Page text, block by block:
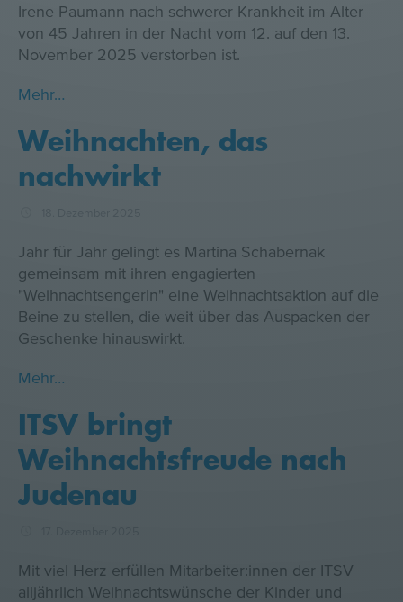
Irene Paumann nach schwerer Krankheit im Alter
von 45 Jahren in der Nacht vom 12. auf den 13.
November 2025 verstorben ist.
Mehr…
Weihnachten, das
nachwirkt
Jahr für Jahr gelingt es Martina Schabernak
gemeinsam mit ihren engagierten
"Weihnachtsengerln" eine Weihnachtsaktion auf die
Beine zu stellen, die weit über das Auspacken der
Geschenke hinauswirkt.
Mehr…
ITSV bringt
Weihnachtsfreude nach
Judenau
Mit viel Herz erfüllen Mitarbeiter:innen der ITSV
alljährlich Weihnachtswünsche der Kinder und